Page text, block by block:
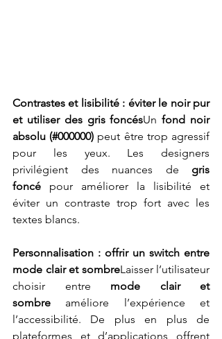
Contrastes et lisibilité : éviter le noir pur
et utiliser des gris foncésUn fond noir
absolu (#000000) peut être trop agressif
pour les yeux. Les designers
privilégient des nuances de gris
foncé pour améliorer la lisibilité et
éviter un contraste trop fort avec les
textes blancs.
Personnalisation : offrir un switch entre
mode clair et sombreLaisser l’utilisateur
choisir entre mode clair et
sombre améliore l’expérience et
l’accessibilité. De plus en plus de
plateformes et d’applications offrent